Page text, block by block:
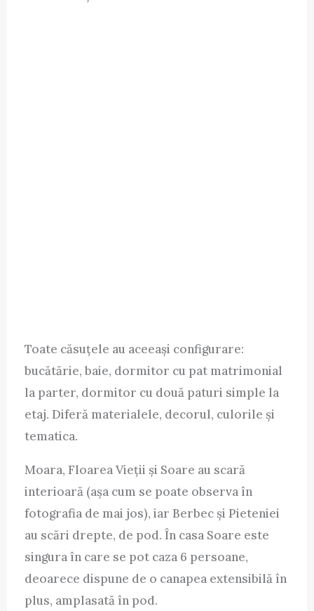
Toate căsuțele au aceeași configurare:
bucătărie, baie, dormitor cu pat matrimonial
la parter, dormitor cu două paturi simple la
etaj. Diferă materialele, decorul, culorile și
tematica.
Moara, Floarea Vieții și Soare au scară
interioară (așa cum se poate observa în
fotografia de mai jos), iar Berbec și Pieteniei
au scări drepte, de pod. În casa Soare este
singura în care se pot caza 6 persoane,
deoarece dispune de o canapea extensibilă în
plus, amplasată în pod.